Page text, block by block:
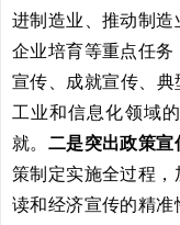
进制造业、推动制
企业培育等重点任
宣传、成就宣传、典
工业和信息化领域
就。 二是突出政策宣
策制定实施全过程
读和经济宣传的精准